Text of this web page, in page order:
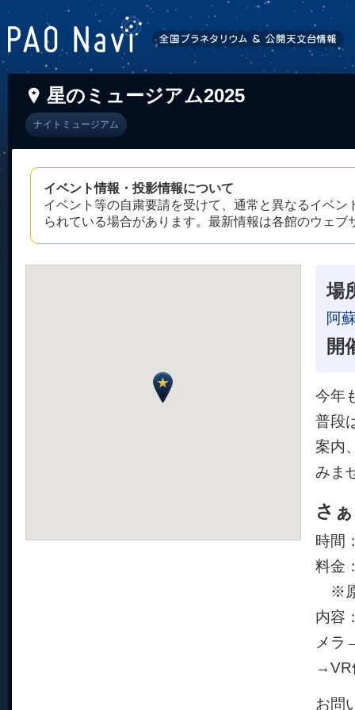
星のミュージアム2025
ナイトミュージアム
イベント情報・投影情報について
イベント等の自粛要請を受けて、通常と異なるイベ
られている場合があります。最新情報は各館のウェ
場
阿
開
今年
普段
案内
みま
さ
時間
料金
※原
内容
メラ
→VR
お問